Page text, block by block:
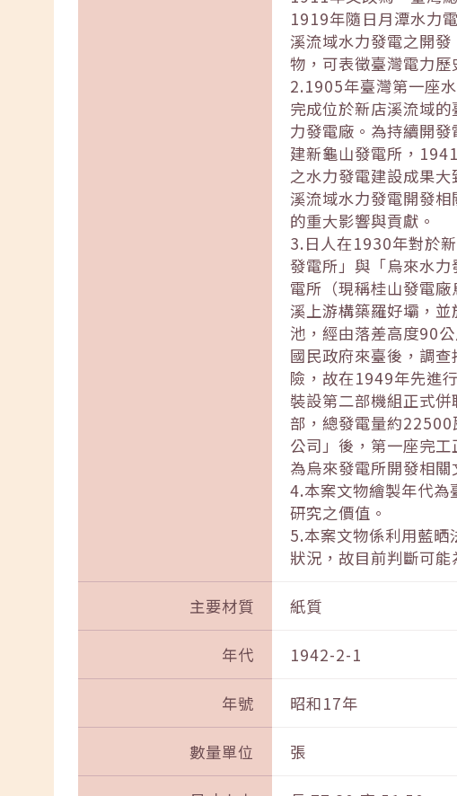
1919年隨日月潭水力
溪流域水力發電之開
物，可表徵臺灣電力歷
2.1905年臺灣第一座
完成位於新店溪流域
力發電廠。為持續開
建新龜山發電所，
之水力發電建設成果
溪流域水力發電開發
的重大影響與貢獻。
3.日人在1930年對於
發電所」與「烏來水
電所（現稱桂山發電
溪上游構築羅好壩，
池，經由落差高度90
國民政府來臺後，調
險，故在1949年先進
裝設第二部機組正式
部，總發電量約22500
公司」後，第一座完
為烏來發電所開發相
4.本案文物繪製年代為
研究之價值。
5.本案文物係利用藍晒
狀況，故目前判斷可
主要材質 紙質
年代 1942-2-1
年號 昭和17年
數量單位 張